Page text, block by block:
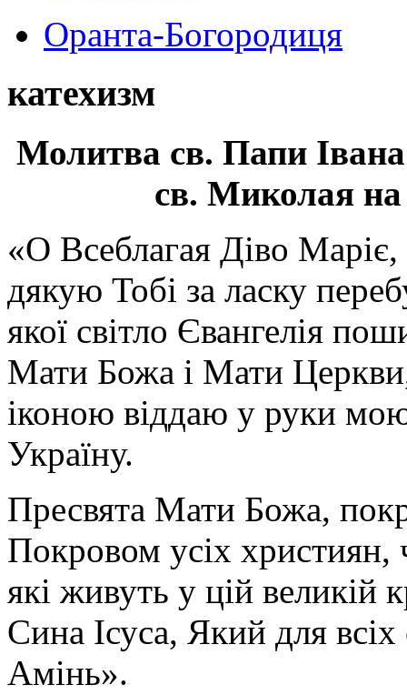
Оранта-Богородиця
катехизм
Молитва св. Папи
св. Миколая на
«О Всеблагая Діво
дякую Тобі за ласку
якої світло Євангелія
Мати Божа і Мати
іконою віддаю у руки
Україну.
Пресвята Мати Божа,
Покровом усіх християн,
які живуть у цій великій
Сина Ісуса, Який для
Амінь».